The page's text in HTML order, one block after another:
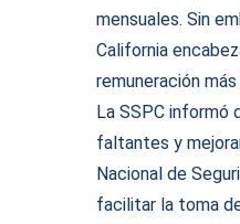
mensuales. Sin
California
remuneración
La SSPC informó
faltantes y
Nacional de
facilitar la toma